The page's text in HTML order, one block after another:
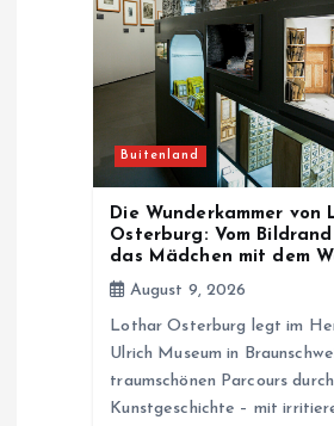
Buitenland
Die Wunderkammer von
Osterburg: Vom
das Mädchen mit dem
August 9, 2026
Lothar Osterburg legt im
Ulrich Museum in
traumschönen Parcours
Kunstgeschichte – mit